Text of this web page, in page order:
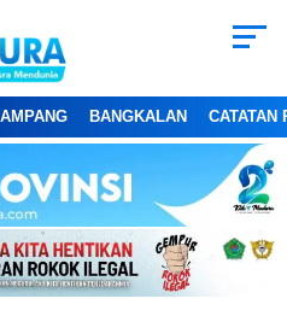
BANGKALAN CATATAN